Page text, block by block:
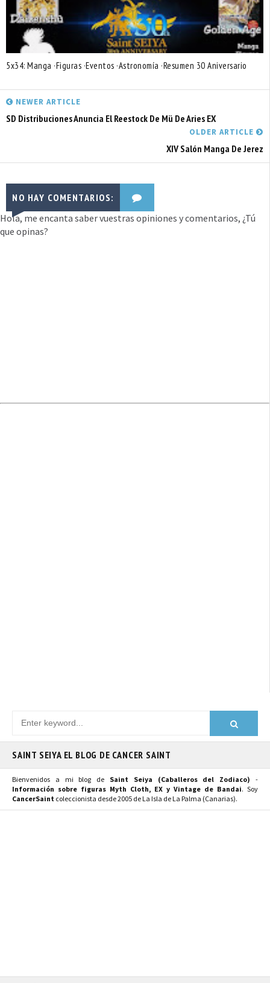
5x34: Manga ·Figuras ·Eventos ·Astronomía ·Resumen 30 Aniversario
NEWER ARTICLE
SD Distribuciones Anuncia El Reestock De Mü De Aries EX
OLDER ARTICLE
XIV Salón Manga De Jerez
NO HAY COMENTARIOS:
Hola, me encanta saber vuestras opiniones y comentarios, ¿Tú
que opinas?
SAINT SEIYA EL BLOG DE CANCER SAINT
Bienvenidos a mi blog de Saint Seiya (Caballeros del Zodiaco) -
Información sobre figuras Myth Cloth, EX y Vintage de Bandai. Soy
CancerSaint coleccionista desde 2005 de La Isla de La Palma (Canarias).